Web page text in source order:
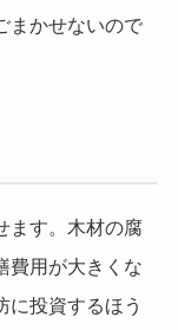
まかせないので
ます。木材の腐
費用が大きくな
に投資するほう